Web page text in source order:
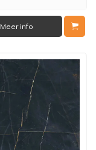
Meer info